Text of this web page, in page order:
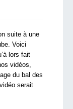
suite à une
Voici
lors fait
vidéos,
du bal des
serait